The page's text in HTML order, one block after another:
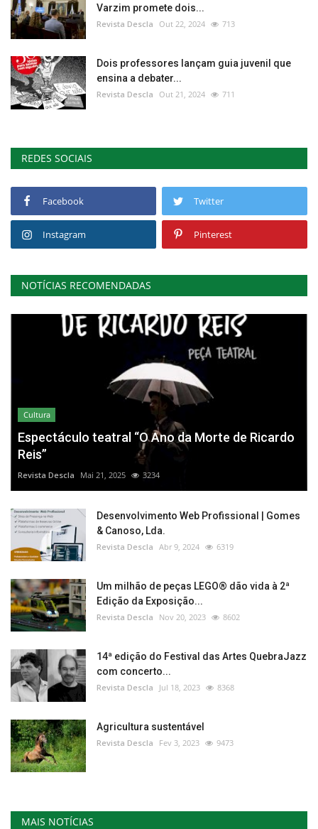
Varzim promete dois...
Revista Descla Out 22, 2024 713
Dois professores lançam guia juvenil que
ensina a debater...
Revista Descla Out 21, 2024 711
REDES SOCIAIS
Facebook Twitter
Instagram Pinterest
NOTÍCIAS RECOMENDADAS
Cultura
Espectáculo teatral “O Ano da Morte de Ricardo
Reis”
Revista Descla Mai 21, 2025 3234
Desenvolvimento Web Profissional | Gomes
& Canoso, Lda.
Revista Descla Abr 9, 2024 6319
Um milhão de peças LEGO® dão vida à 2ª
Edição da Exposição...
Revista Descla Nov 20, 2023 8602
14ª edição do Festival das Artes QuebraJazz
com concerto...
Revista Descla Jul 18, 2023 8368
Agricultura sustentável
Revista Descla Fev 3, 2023 9473
MAIS NOTÍCIAS